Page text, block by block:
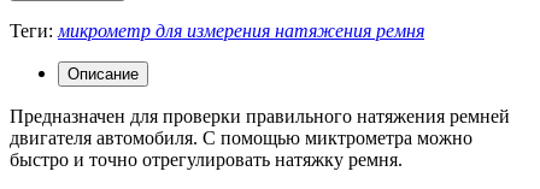
Теги: микрометр для измерения натяжения ремня
Описание
Предназначен для проверки правильного натяжения ремней
двигателя автомобиля. С помощью миктрометра можно
быстро и точно отрегулировать натяжку ремня.